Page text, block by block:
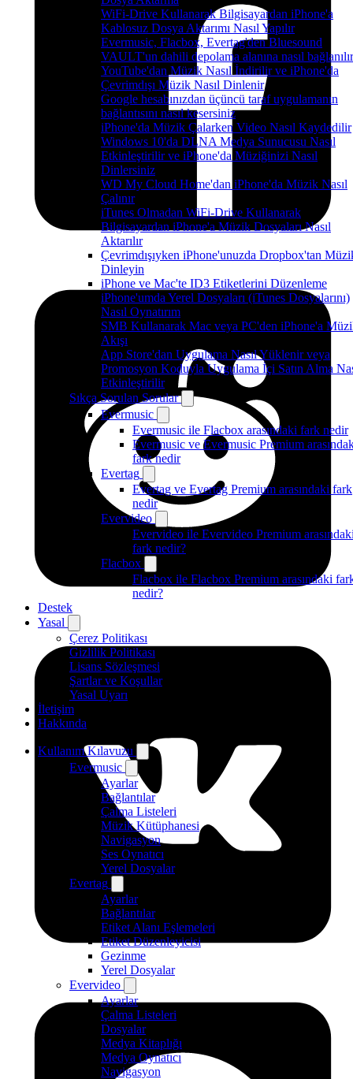
WiFi-Drive Kullanarak Bilgisayardan iPhone'a
Kablosuz Dosya Aktarımı Nasıl Yapılır
Evermusic, Flacbox, Evertag'den Bluesound
VAULT'un dahili depolama alanına nasıl bağlanılır
YouTube'dan Müzik Nasıl İndirilir ve iPhone'da
Çevrimdışı Müzik Nasıl Dinlenir
Google hesabınızdan üçüncü taraf uygulamanın
bağlantısını nasıl kesersiniz
iPhone'da Müzik Çalarken Video Nasıl Kaydedilir
Windows 10'da DLNA Medya Sunucusu Nasıl
Etkinleştirilir ve iPhone'da Müziğinizi Nasıl
Dinlersiniz
WD My Cloud Home'dan iPhone'da Müzik Nasıl
Çalınır
iTunes Olmadan WiFi-Drive Kullanarak
Bilgisayardan iPhone'a Müzik Dosyaları Nasıl
Aktarılır
Çevrimdışıyken iPhone'unuzda Dropbox'tan
Dinleyin
iPhone ve Mac'te ID3 Etiketlerini Düzenleme
iPhone'umda Yerel Dosyaları (iTunes Dosyalarını)
Nasıl Oynatırım
SMB Kullanarak Mac veya PC'den iPhone'a
Akışı
App Store'dan Uygulama Nasıl Yüklenir veya
Promosyon Koduyla Uygulama İçi Satın Alma
Etkinleştirilir
Sıkça Sorulan Sorular
Evermusic
Evermusic ile Flacbox arasındaki fark nedir
Evermusic ve Evermusic Premium
fark nedir
Evertag
Evertag ve Evertag Premium arasındaki fark
nedir
Evervideo
Evervideo ile Evervideo Premium
fark nedir?
Flacbox
Flacbox ile Flacbox Premium arasındaki
nedir?
Destek
Yasal
Çerez Politikası
Gizlilik Politikası
Lisans Sözleşmesi
Şartlar ve Koşullar
Yasal Uyarı
İletişim
Hakkında
Kullanım Kılavuzu
Evermusic
Ayarlar
Bağlantılar
Çalma Listeleri
Müzik Kütüphanesi
Navigasyon
Ses Oynatıcı
Yerel Dosyalar
Evertag
Ayarlar
Bağlantılar
Etiket Alanı Eşlemeleri
Etiket Düzenleyicisi
Gezinme
Yerel Dosyalar
Evervideo
Ayarlar
Çalma Listeleri
Dosyalar
Medya Kitaplığı
Medya Oynatıcı
Navigasyon